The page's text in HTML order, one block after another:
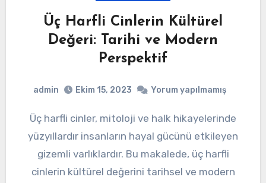
Üç Harfli Cinlerin Kültürel
Değeri: Tarihi ve Modern
Perspektif
admin Ekim 15, 2023 Yorum yapılmamış
Üç harfli cinler, mitoloji ve halk hikayelerinde
yüzyıllardır insanların hayal gücünü etkileyen
gizemli varlıklardır. Bu makalede, üç harfli
cinlerin kültürel değerini tarihsel ve modern